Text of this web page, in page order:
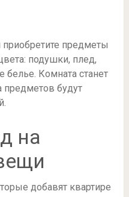
предметы
подушки, плед,
Комната станет
предметов будут
на